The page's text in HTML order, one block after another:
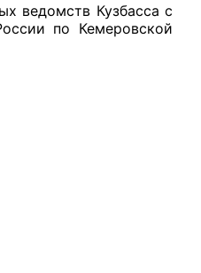
ведомств Кузбасса с
по Кемеровской